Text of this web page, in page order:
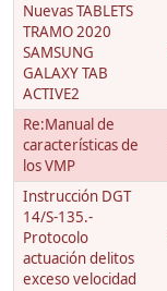
Nuevas TABLETS
TRAMO 2020
SAMSUNG
GALAXY TAB
ACTIVE2
Re:Manual de
características de
los VMP
Instrucción DGT
14/S-135.-
Protocolo
actuación delitos
exceso velocidad